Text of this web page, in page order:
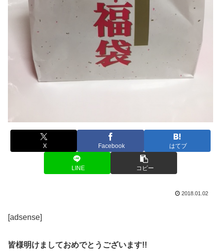
X Facebook はてブ
LINE コピー
2018.01.02
[adsense]
皆様明けましておめでとうございます!!